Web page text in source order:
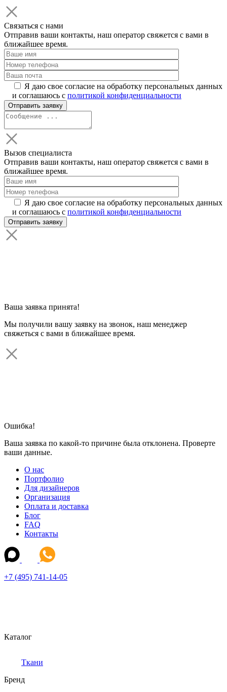
Связаться с нами
Отправив ваши контакты, наш оператор свяжется с вами в
ближайшее время.
Я даю свое согласие на обработку персональных данных
и соглашаюсь с политикой конфиденциальности
Вызов специалиста
Отправив ваши контакты, наш оператор свяжется с вами в
ближайшее время.
Я даю свое согласие на обработку персональных данных
и соглашаюсь с политикой конфиденциальности
Ваша заявка принята!
Мы получили вашу заявку на звонок, наш менеджер
свяжеться с вами в ближайшее время.
Ошибка!
Ваша заявка по какой-то причине была отклонена. Проверте
ваши данные.
О нас
Портфолио
Для дизайнеров
Организация
Оплата и доставка
Блог
FAQ
Контакты
+7 (495) 741-14-05
Каталог
Ткани
Бренд